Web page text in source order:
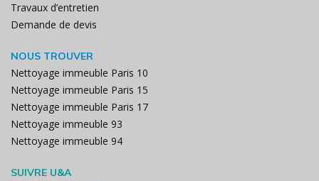
Travaux d’entretien
Demande de devis
NOUS TROUVER
Nettoyage immeuble Paris 10
Nettoyage immeuble Paris 15
Nettoyage immeuble Paris 17
Nettoyage immeuble 93
Nettoyage immeuble 94
SUIVRE U&A